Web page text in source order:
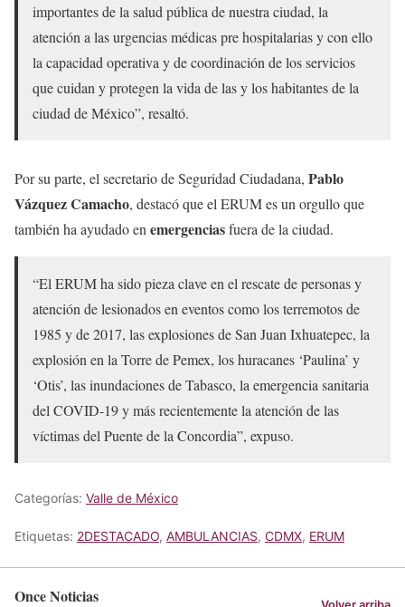
importantes de la salud pública de nuestra ciudad, la
atención a las urgencias médicas pre hospitalarias y con ello
la capacidad operativa y de coordinación de los servicios
que cuidan y protegen la vida de las y los habitantes de la
ciudad de México”, resaltó.
Por su parte, el secretario de Seguridad Ciudadana, Pablo
Vázquez Camacho, destacó que el ERUM es un orgullo que
también ha ayudado en emergenciasfuera de la ciudad.
“El ERUM ha sido pieza clave en el rescate de personas y
atención de lesionados en eventos como los terremotos de
1985 y de 2017, las explosiones de San Juan Ixhuatepec, la
explosión en la Torre de Pemex, los huracanes ‘Paulina’ y
‘Otis’, las inundaciones de Tabasco, la emergencia sanitaria
del COVID-19 y más recientemente la atención de las
víctimas del Puente de la Concordia”, expuso.
Categorías: Valle de México
Etiquetas: 2DESTACADO, AMBULANCIAS, CDMX, ERUM
Once Noticias